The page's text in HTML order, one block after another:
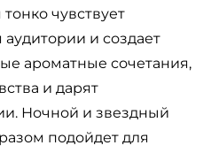
тонко чувствует
и создает
ароматные сочетания,
и дарят
Ночной и звездный
подойдет для